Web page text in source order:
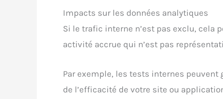
Impacts sur les données analytiques
Si le trafic interne n’est pas exclu, cela
activité accrue qui n’est pas
Par exemple, les tests internes
de l’efficacité de votre site ou